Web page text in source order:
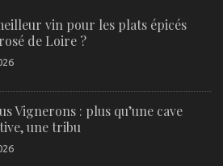
vin pour les plats épicés
de Loire ?
Vignerons : plus qu’une cave
une tribu